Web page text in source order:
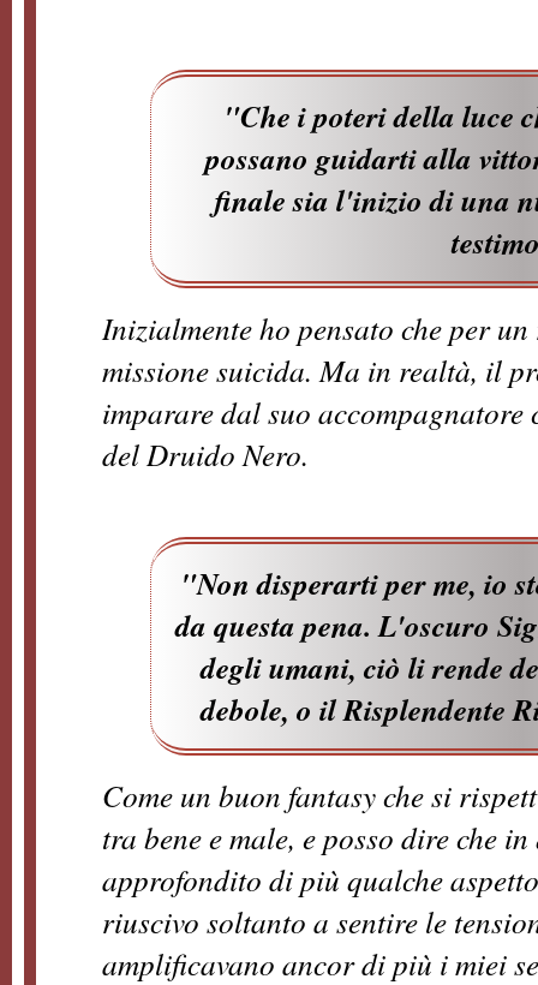
"Che i poteri della luce
possano guidarti alla
finale sia l'inizio di una
Inizialmente ho pensato che per
missione suicida. Ma in realtà, il
imparare dal suo
del Druido Nero.
"Non disperarti per me, io
da questa pena. L'oscuro
degli umani, ciò li rende
debole, o il Risplendente
Come un buon fantasy che si
tra bene e male, e posso dire che
approfondito di più qualche
riuscivo soltanto a sentire le
amplificavano ancor di più i miei